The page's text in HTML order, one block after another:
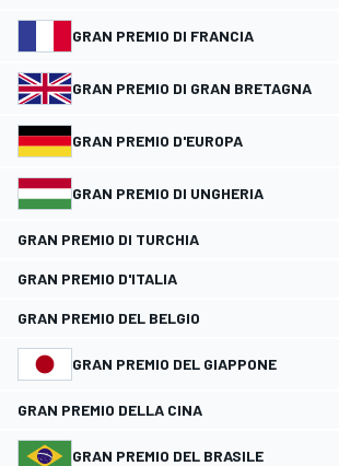
GRAN PREMIO DI FRANCIA
GRAN PREMIO DI GRAN BRETAGNA
GRAN PREMIO D'EUROPA
GRAN PREMIO DI UNGHERIA
GRAN PREMIO DI TURCHIA
GRAN PREMIO D'ITALIA
GRAN PREMIO DEL BELGIO
GRAN PREMIO DEL GIAPPONE
GRAN PREMIO DELLA CINA
GRAN PREMIO DEL BRASILE